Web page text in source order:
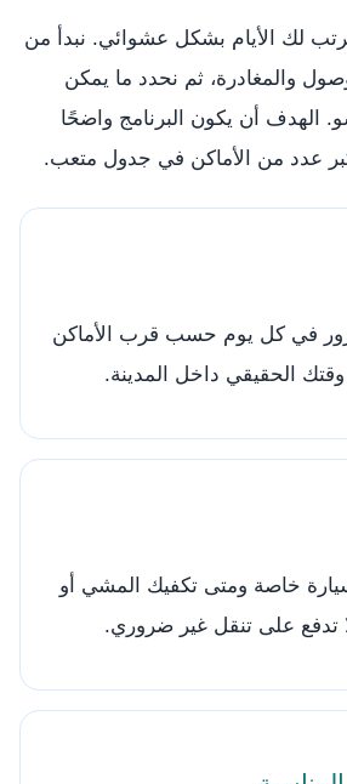
لك الأيام بشكل عشوائي. نبدأ من
والمغادرة، ثم نحدد ما يمكن
الهدف أن يكون البرنامج واضحًا
عدد من الأماكن في جدول متعب.
في كل يوم حسب قرب الأماكن
الحقيقي داخل المدينة.
خاصة ومتى تكفيك المشي أو
تدفع على تنقل غير ضروري.